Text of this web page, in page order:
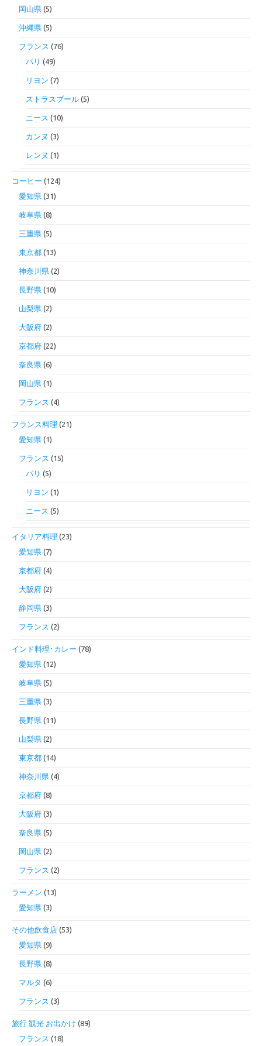
岡山県 (5)
沖縄県 (5)
フランス (76)
パリ (49)
リヨン (7)
ストラスブール (5)
ニース (10)
カンヌ (3)
レンヌ (1)
コーヒー (124)
愛知県 (31)
岐阜県 (8)
三重県 (5)
東京都 (13)
神奈川県 (2)
長野県 (10)
山梨県 (2)
大阪府 (2)
京都府 (22)
奈良県 (6)
岡山県 (1)
フランス (4)
フランス料理 (21)
愛知県 (1)
フランス (15)
パリ (5)
リヨン (1)
ニース (5)
イタリア料理 (23)
愛知県 (7)
京都府 (4)
大阪府 (2)
静岡県 (3)
フランス (2)
インド料理･カレー (78)
愛知県 (12)
岐阜県 (5)
三重県 (3)
長野県 (11)
山梨県 (2)
東京都 (14)
神奈川県 (4)
京都府 (8)
大阪府 (3)
奈良県 (5)
岡山県 (2)
フランス (2)
ラーメン (13)
愛知県 (3)
その他飲食店 (53)
愛知県 (9)
長野県 (8)
マルタ (6)
フランス (3)
旅行 観光 お出かけ (89)
フランス (18)